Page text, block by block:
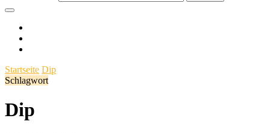
Startseite Dip
Schlagwort
Dip